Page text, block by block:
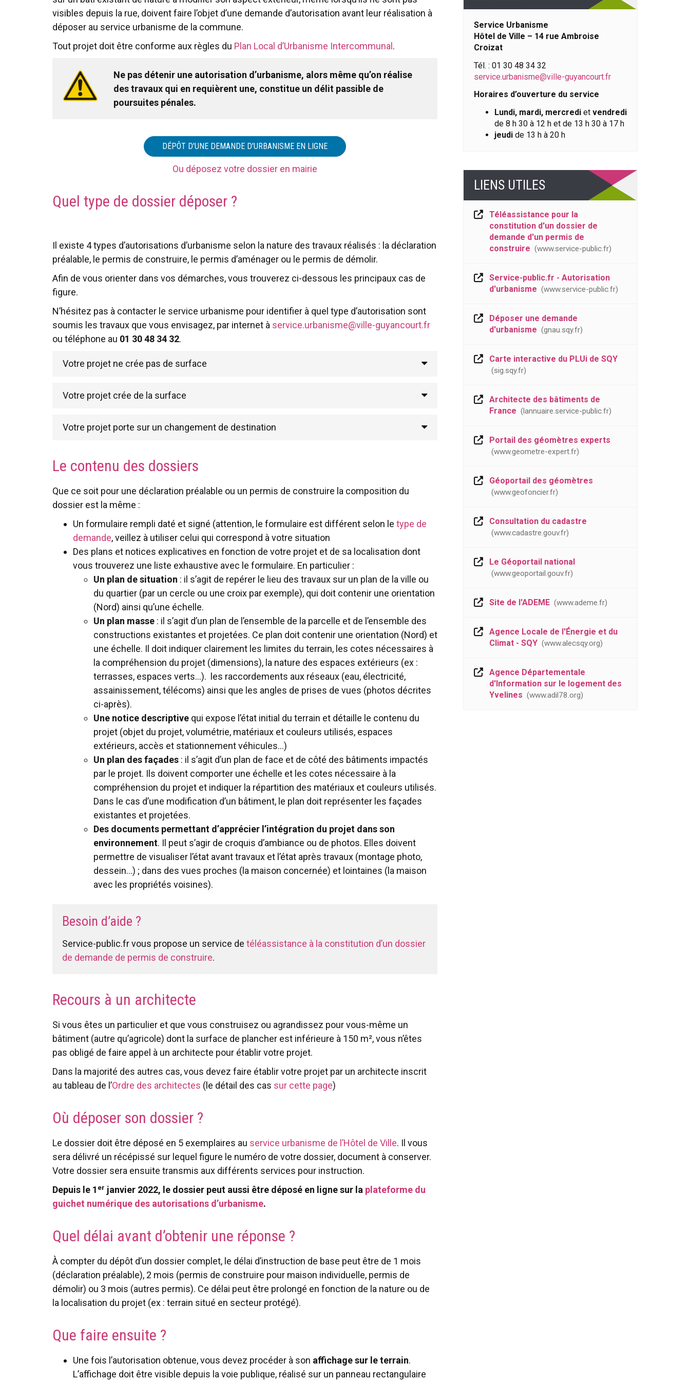
visibles depuis la rue, doivent faire l’objet d’une demande d’autorisation avant leur réalisation à
déposer au service urbanisme de la commune.
Tout projet doit être conforme aux règles du Plan Local d’Urbanisme Intercommunal .
Ne pas détenir une autorisation d’urbanisme, alors même qu’on réalise
des travaux qui en requièrent une, constitue un délit passible de
poursuites pénales.
DÉPÔT D'UNE DEMANDE D'URBANISME EN LIGNE
Ou déposez votre dossier en mairie
Quel type de dossier déposer ?
Il existe 4 types d’autorisations d’urbanisme selon la nature des travaux réalisés : la déclaration
préalable, le permis de construire, le permis d’aménager ou le permis de démolir.
Afin de vous orienter dans vos démarches, vous trouverez ci-dessous les principaux cas de
figure.
N’hésitez pas à contacter le service urbanisme pour identifier à quel type d’autorisation sont
soumis les travaux que vous envisagez, par internet à service.urbanisme@ville-guyancourt.fr
ou téléphone au 01 30 48 34 32.
Votre projet ne crée pas de surface
Votre projet crée de la surface
Votre projet porte sur un changement de destination
Le contenu des dossiers
Que ce soit pour une déclaration préalable ou un permis de construire la composition du
dossier est la même :
Un formulaire rempli daté et signé (attention, le formulaire est différent selon le type de
demande, veillez à utiliser celui qui correspond à votre situation
Des plans et notices explicatives en fonction de votre projet et de sa localisation dont
vous trouverez une liste exhaustive avec le formulaire. En particulier :
Un plan de situation : il s’agit de repérer le lieu des travaux sur un plan de la ville ou
du quartier (par un cercle ou une croix par exemple), qui doit contenir une orientation
(Nord) ainsi qu’une échelle.
Un plan masse : il s’agit d’un plan de l’ensemble de la parcelle et de l’ensemble des
constructions existantes et projetées. Ce plan doit contenir une orientation (Nord) et
une échelle. Il doit indiquer clairement les limites du terrain, les cotes nécessaires à
la compréhension du projet (dimensions), la nature des espaces extérieurs (ex :
terrasses, espaces verts…). les raccordements aux réseaux (eau, électricité,
assainissement, télécoms) ainsi que les angles de prises de vues (photos décrites
ci-après).
Une notice descriptive qui expose l’état initial du terrain et détaille le contenu du
projet (objet du projet, volumétrie, matériaux et couleurs utilisés, espaces
extérieurs, accès et stationnement véhicules…)
Un plan des façades : il s’agit d’un plan de face et de côté des bâtiments impactés
par le projet. Ils doivent comporter une échelle et les cotes nécessaire à la
compréhension du projet et indiquer la répartition des matériaux et couleurs utilisés.
Dans le cas d’une modification d’un bâtiment, le plan doit représenter les façades
existantes et projetées.
Des documents permettant d’apprécier l’intégration du projet dans son
environnement. Il peut s’agir de croquis d’ambiance ou de photos. Elles doivent
permettre de visualiser l’état avant travaux et l’état après travaux (montage photo,
dessein…) ; dans des vues proches (la maison concernée) et lointaines (la maison
avec les propriétés voisines).
Besoin d’aide ?
Service-public.fr vous propose un service de téléassistance à la constitution d’un dossier
de demande de permis de construire.
Recours à un architecte
Si vous êtes un particulier et que vous construisez ou agrandissez pour vous-même un
bâtiment (autre qu’agricole) dont la surface de plancher est inférieure à 150 m², vous n’êtes
pas obligé de faire appel à un architecte pour établir votre projet.
Dans la majorité des autres cas, vous devez faire établir votre projet par un architecte inscrit
au tableau de l’Ordre des architectes (le détail des cas sur cette page)
Où déposer son dossier ?
Le dossier doit être déposé en 5 exemplaires au service urbanisme de l’Hôtel de Ville. Il vous
sera délivré un récépissé sur lequel figure le numéro de votre dossier, document à conserver.
Votre dossier sera ensuite transmis aux différents services pour instruction.
Depuis le 1 er janvier 2022, le dossier peut aussi être déposé en ligne sur la plateforme du
guichet numérique des autorisations d’urbanisme.
Quel délai avant d’obtenir une réponse ?
À compter du dépôt d’un dossier complet, le délai d’instruction de base peut être de 1 mois
(déclaration préalable), 2 mois (permis de construire pour maison individuelle, permis de
démolir) ou 3 mois (autres permis). Ce délai peut être prolongé en fonction de la nature ou de
la localisation du projet (ex : terrain situé en secteur protégé).
Que faire ensuite ?
Une fois l’autorisation obtenue, vous devez procéder à son affichage sur le terrain.
L’affichage doit être visible depuis la voie publique, réalisé sur un panneau rectangulaire
Service Urbanisme
Hôtel de Ville – 14 rue Ambroise
Croizat
Tél. : 01 30 48 34 32
service.urbanisme@ville-guyancourt.fr
Horaires d’ouverture du service
Lundi, mardi, mercredi et vendredi
de 8 h 30 à 12 h et de 13 h 30 à 17 h
jeudi de 13 h à 20 h
LIENS UTILES
Téléassistance pour la
constitution d'un dossier de
demande d'un permis de
construire
www.service-public.fr
Service-public.fr - Autorisation
d'urbanisme
www.service-public.fr
Déposer une demande
d'urbanisme
gnau.sqy.fr
Carte interactive du PLUi de SQY
sig.sqy.fr
Architecte des bâtiments de
France
lannuaire.service-public.fr
Portail des géomètres experts
www.geometre-expert.fr
Géoportail des géomètres
www.geofoncier.fr
Consultation du cadastre
www.cadastre.gouv.fr
Le Géoportail national
www.geoportail.gouv.fr
Site de l'ADEME www.ademe.fr
Agence Locale de l'Énergie et du
Climat - SQY
www.alecsqy.org
Agence Départementale
d'Information sur le logement des
Yvelines
www.adil78.org